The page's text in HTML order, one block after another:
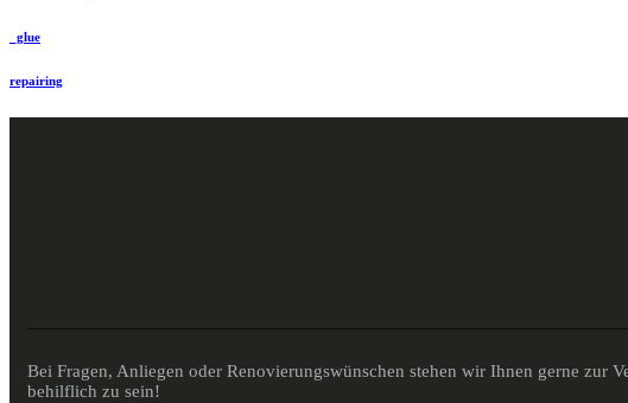
_glue
repairing
Bei Fragen, Anliegen oder Renovierungswünschen stehen wir Ihnen gerne
behilflich zu sein!